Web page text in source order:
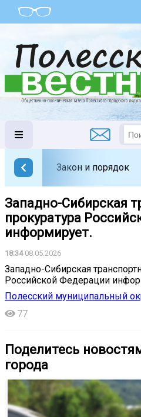
Закон и порядок
Западно-Сибирская
прокуратура
информирует.
18:3408.05.2026
Западно-Сибирская
Российской Федерации
Полесский муниципальный
77
Поделитесь
города